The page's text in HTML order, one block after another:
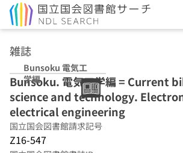
雑誌
Bunsoku 電気工
学編
Bunsoku. 電気工学編 = Current
science and technology.
electrical engineering
国立国会図書館請求記号
Z16-547